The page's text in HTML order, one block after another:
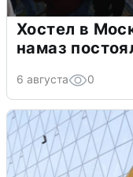
Хостел в
намаз
6 августа 0